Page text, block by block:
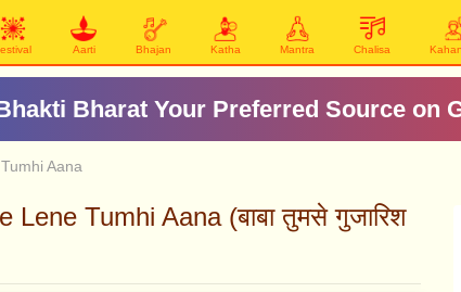
Aarti Bhajan Katha Mantra Chalisa
Bharat Your Preferred Source on
Aana
Tumhi Aana (बाबा तुमसे गुजारिश